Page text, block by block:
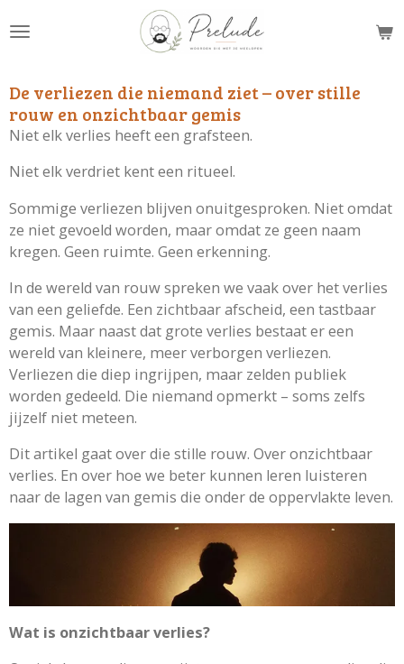
direct
de
De verliezen die niemand ziet – over stille
rouw en onzichtbaar gemis
Niet elk verlies heeft een grafsteen.
Niet elk verdriet kent een ritueel.
Sommige verliezen blijven onuitgesproken. Niet omdat
ze niet gevoeld worden, maar omdat ze geen naam
kregen. Geen ruimte. Geen erkenning.
In de wereld van rouw spreken we vaak over het verlies
van een geliefde. Een zichtbaar afscheid, een tastbaar
gemis. Maar naast dat grote verlies bestaat er een
wereld van kleinere, meer verborgen verliezen.
Verliezen die diep ingrijpen, maar zelden publiek
worden gedeeld. Die niemand opmerkt – soms zelfs
jijzelf niet meteen.
Dit artikel gaat over die stille rouw. Over onzichtbaar
verlies. En over hoe we beter kunnen leren luisteren
naar de lagen van gemis die onder de oppervlakte leven.
Wat is onzichtbaar verlies?